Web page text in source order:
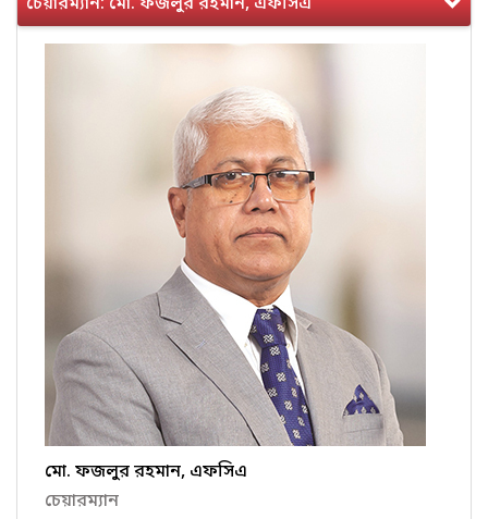
মো. ফজলুর রহমান, এফসিএ
চেয়ারম্যান